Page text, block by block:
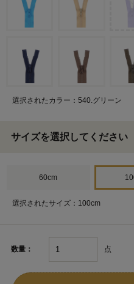
選択されたカラー：540.グリーン
サイズを選択してください
60cm
選択されたサイズ：100cm
数量： 点